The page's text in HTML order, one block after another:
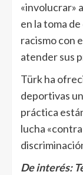
«involucrar»
en la toma
racismo con
atender sus
Türk ha
deportivas
práctica
lucha
De interés: